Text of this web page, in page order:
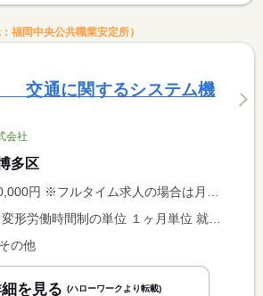
福岡中央公共職業安定所）
交通に関するシステム機
会社
多区
人の場合は月額（換算額）、パート求人の場合は時間額を表示しています。
変形労働時間制 変形労働時間制の単位 １ヶ月単位 就業時間１ 9時00分〜18時00分
の他
を見る (ハローワークより転載)